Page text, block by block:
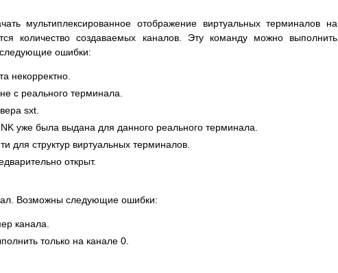
мультиплексированное отображение виртуальных терминалов на
количество создаваемых каналов. Эту команду можно выполнить
ошибки:
некорректно.
с реального терминала.
sxt.
уже была выдана для данного реального терминала.
для структур виртуальных терминалов.
открыт.
Возможны следующие ошибки:
канала.
только на канале 0.